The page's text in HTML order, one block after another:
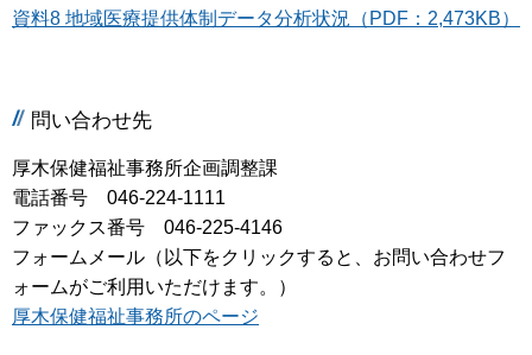
資料8 地域医療提供体制データ分析状況（PDF：2,473KB）
問い合わせ先
厚木保健福祉事務所企画調整課
電話番号 046-224-1111
ファックス番号 046-225-4146
フォームメール（以下をクリックすると、お問い合わせフ
ォームがご利用いただけます。）
厚木保健福祉事務所のページ